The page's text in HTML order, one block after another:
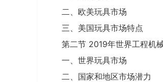
二、欧美玩具市场
三、美国玩具市场特点
第二节 2019年世界工程机
一、世界玩具市场
二、国家和地区市场潜力